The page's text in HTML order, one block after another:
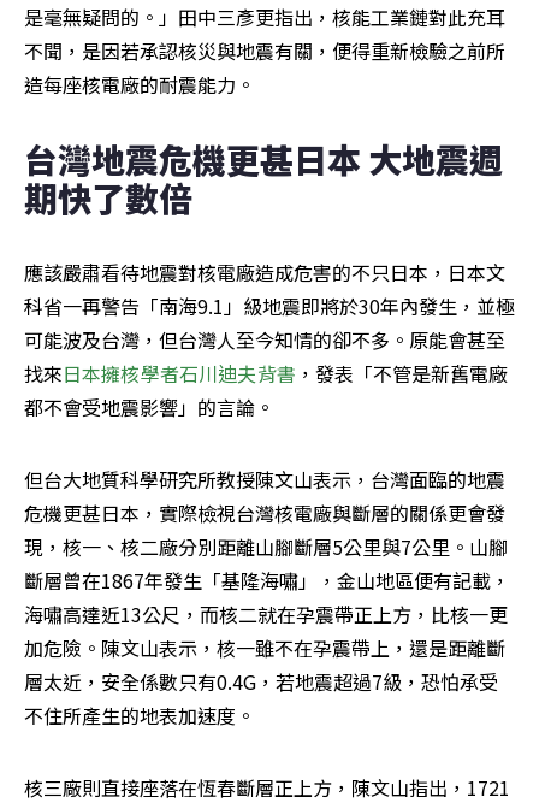
是毫無疑問的。」田中三彥更指出，核能工業鏈對此充耳
不聞，是因若承認核災與地震有關，便得重新檢驗之前所
造每座核電廠的耐震能力。
台灣地震危機更甚日本 大地震週
期快了數倍
應該嚴肅看待地震對核電廠造成危害的不只日本，日本文
科省一再警告「南海9.1」級地震即將於30年內發生，並極
可能波及台灣，但台灣人至今知情的卻不多。原能會甚至
找來日本擁核學者石川迪夫背書 ，發表「不管是新舊電廠
都不會受地震影響」的言論。
但台大地質科學研究所教授陳文山表示，台灣面臨的地震
危機更甚日本，實際檢視台灣核電廠與斷層的關係更會發
現，核一、核二廠分別距離山腳斷層5公里與7公里。山腳
斷層曾在1867年發生「基隆海嘯」，金山地區便有記載，
海嘯高達近13公尺，而核二就在孕震帶正上方，比核一更
加危險。陳文山表示，核一雖不在孕震帶上，還是距離斷
層太近，安全係數只有0.4G，若地震超過7級，恐怕承受
不住所產生的地表加速度。
核三廠則直接座落在恆春斷層正上方，陳文山指出，1721